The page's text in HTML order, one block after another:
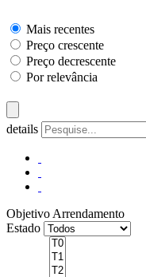
Mais recentes
Preço crescente
Preço decrescente
Por relevância
details
Objetivo Arrendamento
Estado